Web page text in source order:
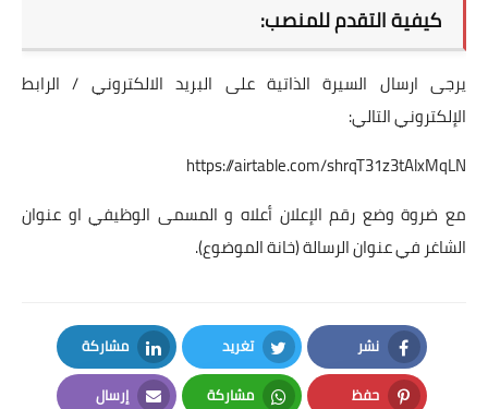
كيفية التقدم للمنصب:
يرجى ارسال السيرة الذاتية على البريد الالكتروني / الرابط
الإلكتروني التالي:
https://airtable.com/shrqT31z3tAlxMqLN
مع ضروة وضع رقم الإعلان أعلاه و المسمى الوظيفي او عنوان
الشاغر في عنوان الرسالة (خانة الموضوع).
نشر
Facebook
تغريد
Twitter
مشاركة
LinkedIn
حفظ مشاركة إرسال